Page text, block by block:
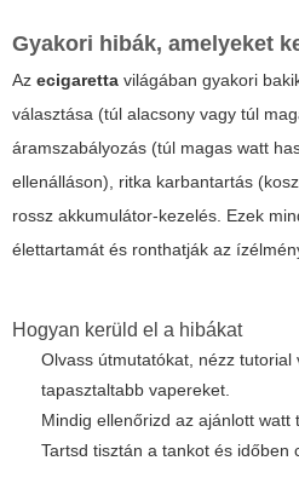
Gyakori hibák, amelyeket
Az ecigaretta világában gyakori
választása (túl alacsony vagy túl
áramszabályozás (túl magas watt
ellenálláson), ritka karbantartás
rossz akkumulátor-kezelés. Ezek
élettartamát és ronthatják az
Hogyan kerüld el a hibákat
Olvass útmutatókat, nézz tutorial
tapasztaltabb vapereket.
Mindig ellenőrizd az ajánlott watt
Tartsd tisztán a tankot és időben